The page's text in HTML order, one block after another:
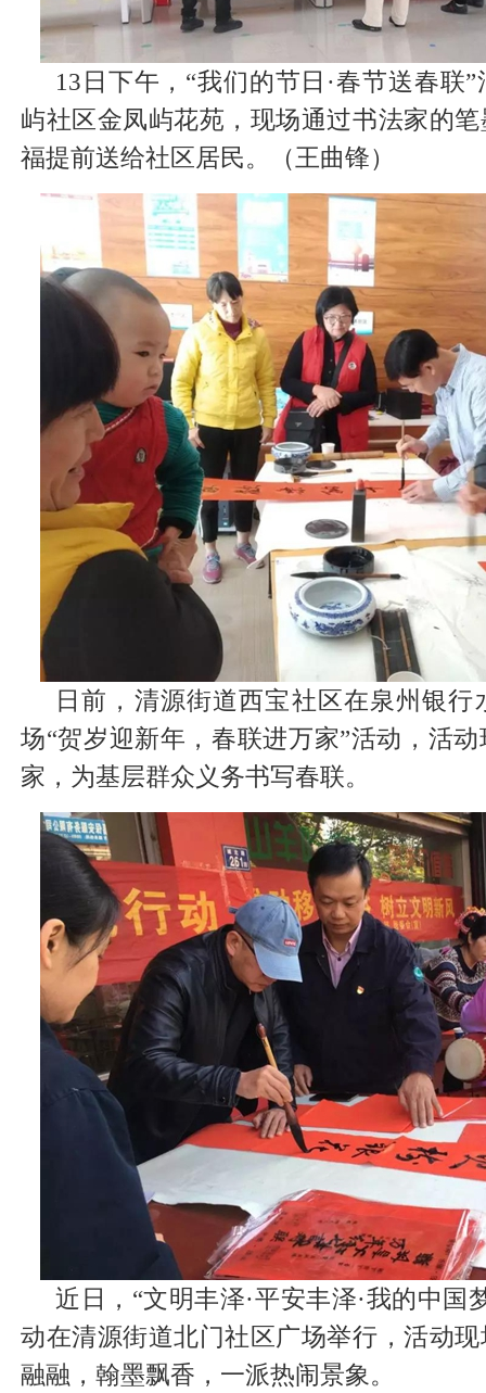
13日下午，“我们的节日·春节送春联
屿社区金凤屿花苑，现场通过书法家的
福提前送给社区居民。（王曲锋）
日前，清源街道西宝社区在泉州银
场“贺岁迎新年，春联进万家”活动，活
家，为基层群众义务书写春联。
近日，“文明丰泽·平安丰泽·我的中国
动在清源街道北门社区广场举行，活动
融融，翰墨飘香，一派热闹景象。